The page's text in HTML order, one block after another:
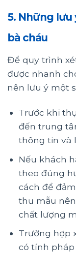
5. Những lưu
bà cháu
Để quy trình
được nhanh
nên lưu ý một
Trước khi
đến trung
thông tin và
Nếu khách
theo đúng
cách để
thu mẫu
chất lượng
Trường hợp
có tính pháp